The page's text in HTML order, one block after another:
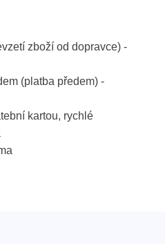
zboží od dopravce) -
(platba předem) -
kartou, rychlé